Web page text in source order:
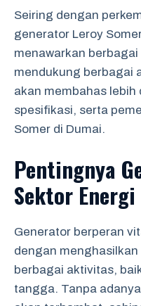
Seiring dengan
generator Leroy
menawarkan
mendukung berbagai
akan membahas
spesifikasi, serta
Somer di Dumai.
Pentingnya
Sektor Energi
Generator berperan
dengan
berbagai aktivitas,
tangga. Tanpa